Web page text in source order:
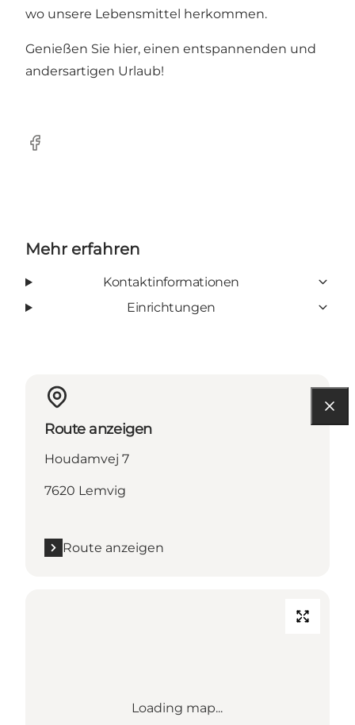
wo unsere Lebensmittel herkommen.
Genießen Sie hier, einen entspannenden und
andersartigen Urlaub!
Facebook
Mehr erfahren
Kontaktinformationen
Einrichtungen
Route anzeigen
Houdamvej 7
7620 Lemvig
Route anzeigen
Loading map...